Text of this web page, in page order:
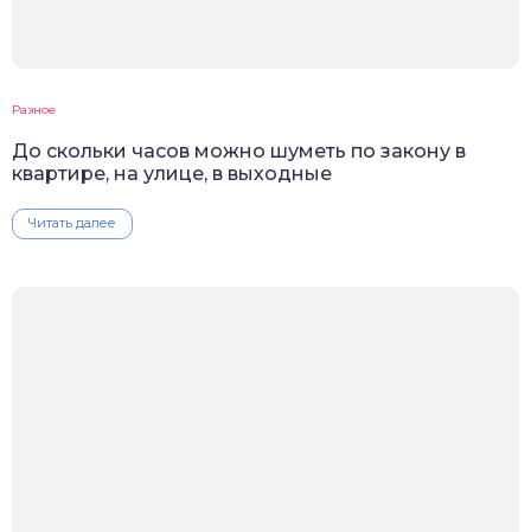
Разное
До скольки часов можно шуметь по закону в
квартире, на улице, в выходные
Читать далее